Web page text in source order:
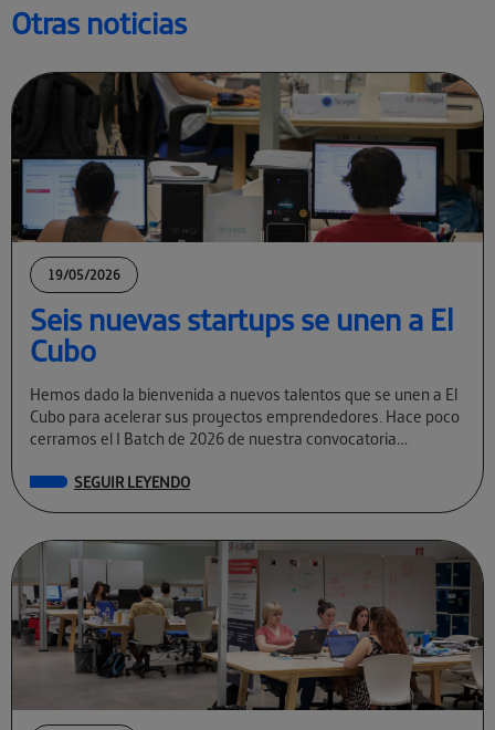
Otras noticias
19/05/2026
Seis nuevas startups se unen a El
Cubo
Hemos dado la bienvenida a nuevos talentos que se unen a El
Cubo para acelerar sus proyectos emprendedores. Hace poco
cerramos el I Batch de 2026 de nuestra convocatoria
SEGUIR LEYENDO